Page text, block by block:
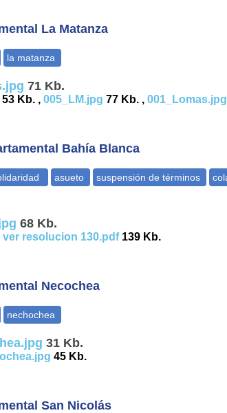
La Matanza
71 Kb.
53 Kb. , 005_LM.jpg 77 Kb. , 001_Lomas.jpg
Bahía Blanca
68 Kb.
ver resolucion 130.pdf139 Kb.
Necochea
31 Kb.
45 Kb.
San Nicolás